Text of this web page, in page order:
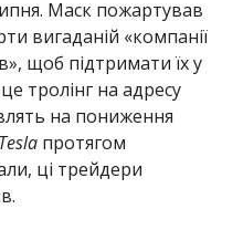
Маск пожартував
вигаданій «компанії
щоб підтримати їх у
тролінг на адресу
на пониження
Tesla протягом
ці трейдери